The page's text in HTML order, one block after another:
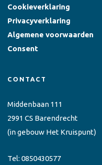
Cookieverklaring
Privacyverklaring
Algemene voorwaarden
Consent
CONTACT
Middenbaan 111
2991 CS Barendrecht
(in gebouw Het Kruispunt)
Tel: 0850430577